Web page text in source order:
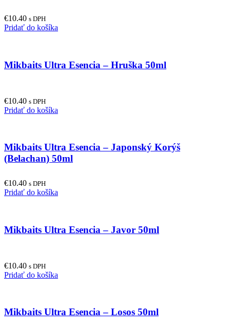
€10.40 s DPH
Pridať do košíka
Mikbaits Ultra Esencia – Hruška 50ml
€10.40 s DPH
Pridať do košíka
Mikbaits Ultra Esencia – Japonský Korýš
(Belachan) 50ml
€10.40 s DPH
Pridať do košíka
Mikbaits Ultra Esencia – Javor 50ml
€10.40 s DPH
Pridať do košíka
Mikbaits Ultra Esencia – Losos 50ml